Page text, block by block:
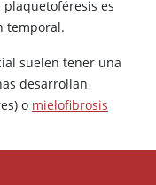
es
temporal.
suelen tener una
desarrollan
o mielofibrosis